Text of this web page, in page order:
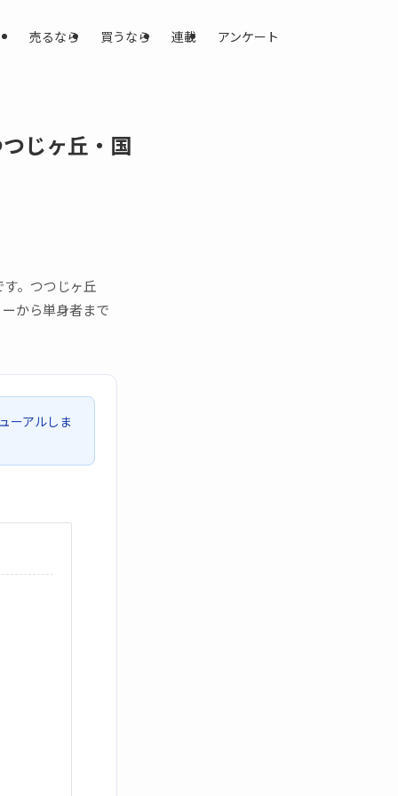
売るなら 買うなら 連載 アンケート
じヶ丘・国
。つつじヶ丘
から単身者まで
ーアルしま